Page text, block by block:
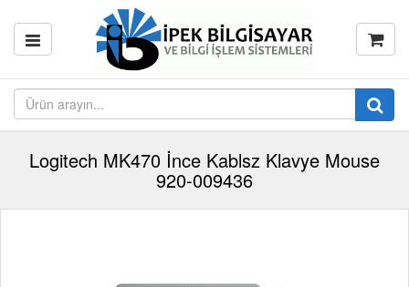
Logitech MK470 İnce Kablsz Klavye Mouse
920-009436